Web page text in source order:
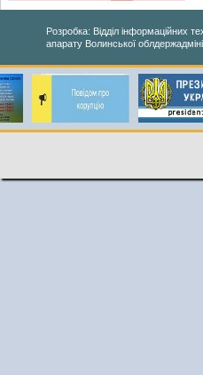
Розробка: Відділ інформаційних
апарату Волинської